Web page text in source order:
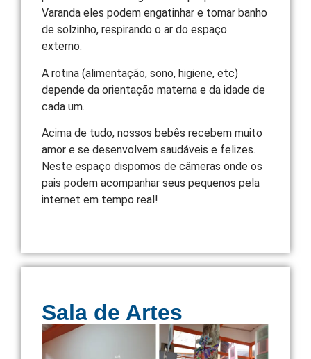
Varanda eles podem engatinhar e tomar banho
de solzinho, respirando o ar do espaço
externo.
A rotina (alimentação, sono, higiene, etc)
depende da orientação materna e da idade de
cada um.
Acima de tudo, nossos bebês recebem muito
amor e se desenvolvem saudáveis e felizes.
Neste espaço dispomos de câmeras onde os
pais podem acompanhar seus pequenos pela
internet em tempo real!
Sala de Artes